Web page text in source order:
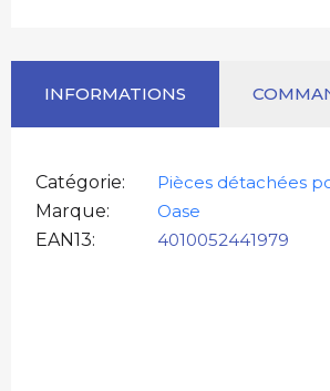
INFORMATIONS
Catégorie
Pièces détachées
Marque
Oase
EAN13
4010052441979